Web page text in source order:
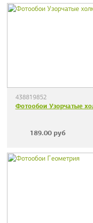
438819852
Фотообои Узорчатые
189.00 руб